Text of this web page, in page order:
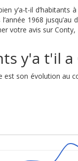
y’a-t-il
l’année 1968
votre avis sur Conty,
y'a t'il a
son évolution au